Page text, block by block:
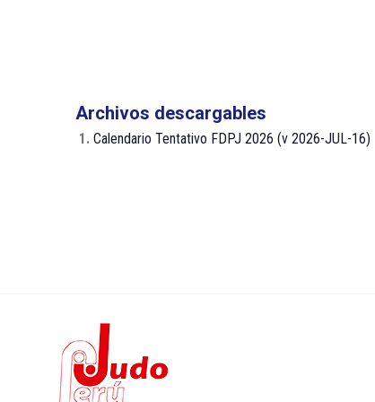
Archivos descargables
1. Calendario Tentativo FDPJ 2026 (v 2026-JUL-16)